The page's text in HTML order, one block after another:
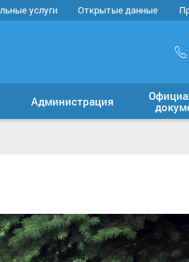
услуги Открытые данные
Администрация